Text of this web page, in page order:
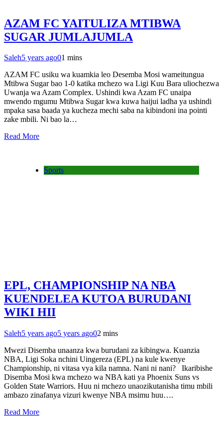
AZAM FC YAITULIZA MTIBWA
SUGAR JUMLAJUMLA
Saleh5 years ago01 mins
AZAM FC usiku wa kuamkia leo Desemba Mosi wameitungua
Mtibwa Sugar bao 1-0 katika mchezo wa Ligi Kuu Bara uliochezwa
Uwanja wa Azam Complex. Ushindi kwa Azam FC unaipa
mwendo mgumu Mtibwa Sugar kwa kuwa haijui ladha ya ushindi
mpaka sasa baada ya kucheza mechi saba na kibindoni ina pointi
zake mbili. Ni bao la…
Read More
Sports
EPL, CHAMPIONSHIP NA NBA
KUENDELEA KUTOA BURUDANI
WIKI HII
Saleh5 years ago5 years ago02 mins
Mwezi Disemba unaanza kwa burudani za kibingwa. Kuanzia
NBA, Ligi Soka nchini Uingereza (EPL) na kule kwenye
Championship, ni vitasa vya kila namna. Nani ni nani? Ikaribishe
Disemba Mosi kwa mchezo wa NBA kati ya Phoenix Suns vs
Golden State Warriors. Huu ni mchezo unaozikutanisha timu mbili
ambazo zinafanya vizuri kwenye NBA msimu huu….
Read More